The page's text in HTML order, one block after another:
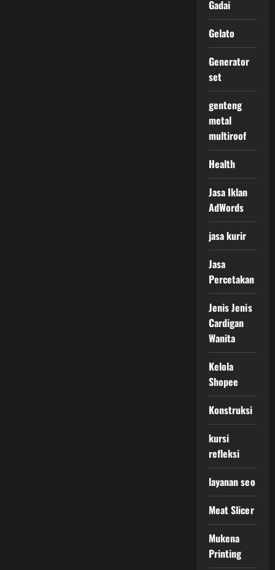
Gadai
Gelato
Generator
set
genteng
metal
multiroof
Health
Jasa Iklan
AdWords
jasa kurir
Jasa
Percetakan
Jenis Jenis
Cardigan
Wanita
Kelola
Shopee
Konstruksi
kursi
refleksi
layanan seo
Meat Slicer
Mukena
Printing